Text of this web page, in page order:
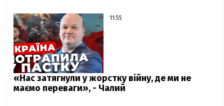
11:55
«Нас затягнули у жорстку війну, де ми не
маємо переваги», - Чалий